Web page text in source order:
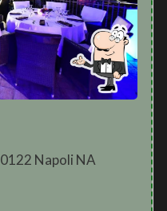
Napoli NA